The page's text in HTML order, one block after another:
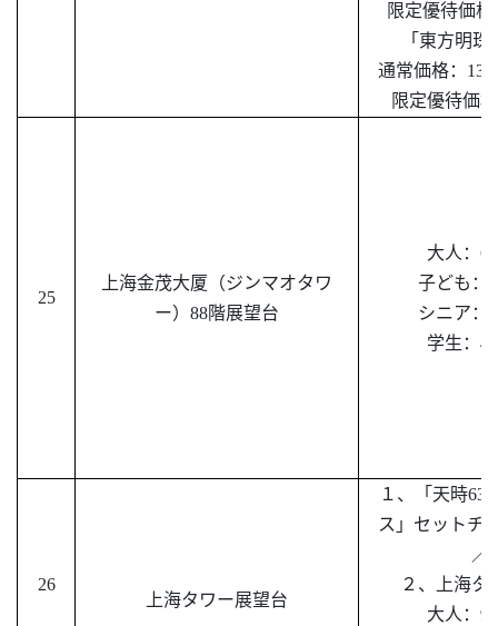
限定優待価
「東方明
通常価格：
限定優待価
25
上海金茂大厦（ジンマオタワ
ー） 88階展望台
大人： 6
子ども：
シニア：
学生： 45
26
上海タワー展望台
１、「天時
ス」セットチ
／
２、上海タ
大人：